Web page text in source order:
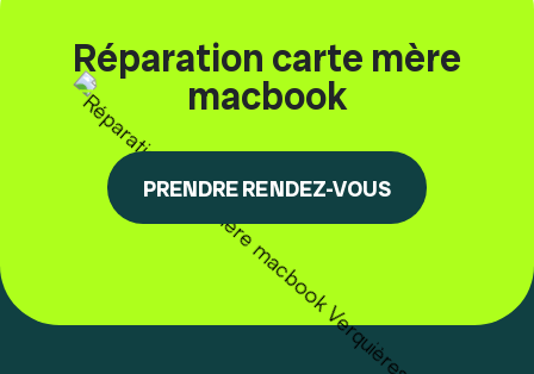
Réparation carte mère
macbook
PRENDRE RENDEZ-VOUS